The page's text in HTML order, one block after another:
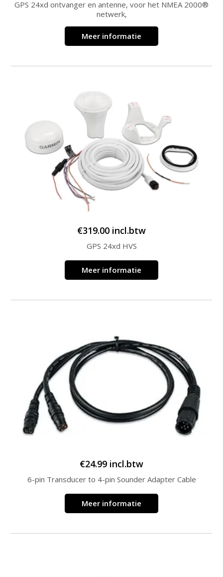
GPS 24xd ontvanger en antenne, voor het NMEA 2000®
netwerk,
Meer informatie
€319.00 incl.btw
GPS 24xd HVS
Meer informatie
€24.99 incl.btw
6-pin Transducer to 4-pin Sounder Adapter Cable
Meer informatie